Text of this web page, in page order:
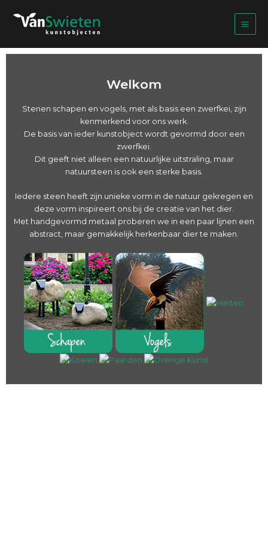
naar
Welkom
Stenen schapen en vogels, met als basis een zwerfkei, zijn
kenmerkend voor ons werk.
De basis van ieder kunstobject wordt gevormd door een
zwerfkei.
Dit geeft niet alleen een natuurlijke uitstraling, maar
natuursteen is ook een sterke basis.
Iedere steen heeft zijn unieke vorm in de natuur gekregen en
deze vorm inspireert ons bij de creatie van het dier.
Met handgevormd metaal proberen we in een paar lijnen een
abstract, maar gemakkelijk herkenbaar dier te maken.